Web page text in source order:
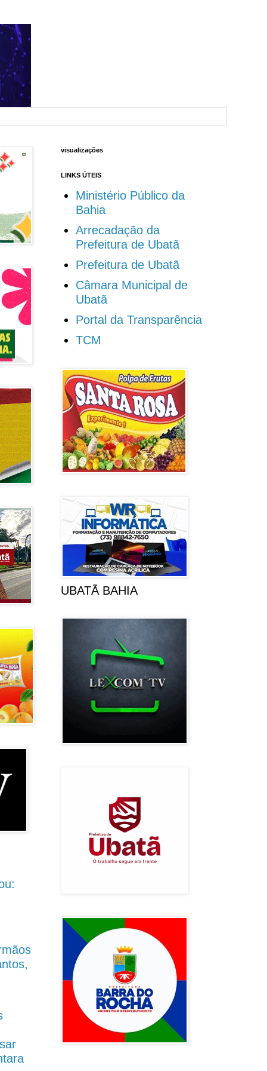
visualizações
LINKS ÚTEIS
Ministério Público da
Bahia
Arrecadação da
Prefeitura de Ubatã
Prefeitura de Ubatã
Câmara Municipal de
Ubatã
Portal da Transparência
TCM
UBATÃ BAHIA